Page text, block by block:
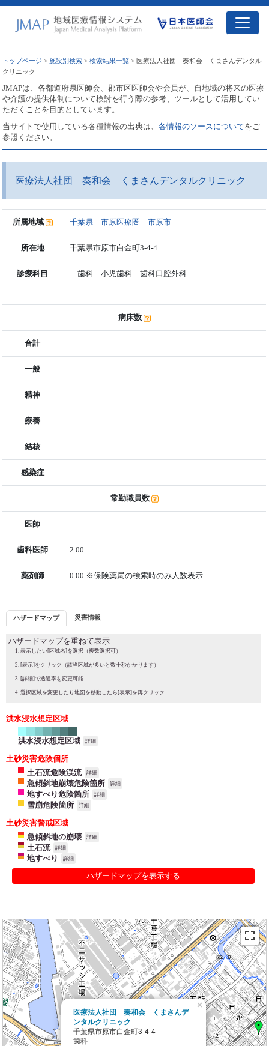
トップページ >施設別検索 >検索結果一覧 > 医療法人社団 奏和会 くまさんデンタル
クリニック
JMAPは、各都道府県医師会、郡市区医師会や会員が、自地域の将来の医療
や介護の提供体制について検討を行う際の参考、ツールとして活用してい
ただくことを目的としています。
当サイトで使用している各種情報の出典は、各情報のソースについてをご
参照ください。
医療法人社団 奏和会 くまさんデンタルクリニック
所属地域 千葉県 ｜市原医療圏 ｜市原市
所在地 千葉県市原市白金町3-4-4
診療科目 歯科 小児歯科 歯科口腔外科
病床数
合計
一般
精神
療養
結核
感染症
常勤職員数
医師
歯科医師 2.00
薬剤師 0.00 ※保険薬局の検索時のみ人数表示
ハザードマップ 災害情報
ハザードマップを重ねて表示
表示したい[区域名]を選択（複数選択可）
[表示]をクリック（該当区域が多いと数十秒かかります）
[詳細]で透過率を変更可能
選択区域を変更したり地図を移動したら[表示]を再クリック
洪水浸水想定区域
洪水浸水想定区域 詳細
土砂災害危険個所
土石流危険渓流
詳細
急傾斜地崩壊危険箇所 詳細
地すべり危険箇所 詳細
雪崩危険箇所 詳細
土砂災害警戒区域
急傾斜地の崩壊
詳細
土石流 詳細
地すべり 詳細
ハザードマップを表示する
医療法人社団 奏和会 くまさんデ
ンタルクリニック
千葉県市原市白金町3-4-4
歯科
×